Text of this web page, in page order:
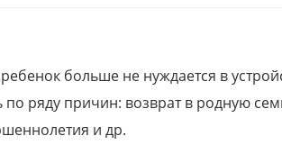
больше не нуждается в
ряду причин: возврат в родную
и др.